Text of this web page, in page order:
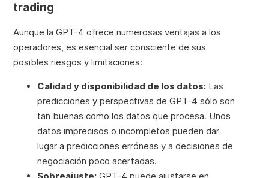
trading
Aunque la GPT-4 ofrece numerosas ventajas a los
operadores, es esencial ser consciente de sus
posibles riesgos y limitaciones:
Calidad y disponibilidad de los datos: Las
predicciones y perspectivas de GPT-4 sólo son
tan buenas como los datos que procesa. Unos
datos imprecisos o incompletos pueden dar
lugar a predicciones erróneas y a decisiones de
negociación poco acertadas.